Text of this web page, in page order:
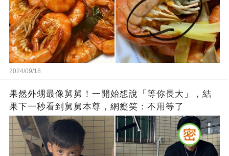
2024/09/18
果然外甥最像舅舅！一開始想說「等你長大」，結
果下一秒看到舅舅本尊，網癡笑：不用等了